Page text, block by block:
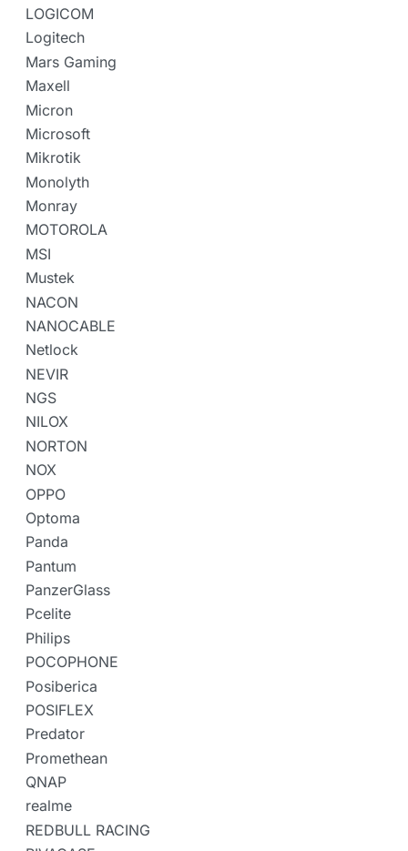
LOGICOM
Logitech
Mars Gaming
Maxell
Micron
Microsoft
Mikrotik
Monolyth
Monray
MOTOROLA
MSI
Mustek
NACON
NANOCABLE
Netlock
NEVIR
NGS
NILOX
NORTON
NOX
OPPO
Optoma
Panda
Pantum
PanzerGlass
Pcelite
Philips
POCOPHONE
Posiberica
POSIFLEX
Predator
Promethean
QNAP
realme
REDBULL RACING